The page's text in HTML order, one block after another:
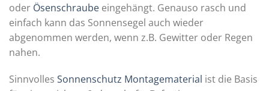
oder Ösenschraube eingehängt. Genauso rasch und
einfach kann das Sonnensegel auch wieder
abgenommen werden, wenn z.B. Gewitter oder Regen
nahen.
Sinnvolles Sonnenschutz Montagematerial ist die Basis